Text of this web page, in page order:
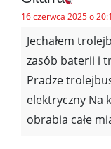
16 czerwca 2025 o
Jechałem
zasób baterii i
Pradze
elektryczny Na
obrabia całe